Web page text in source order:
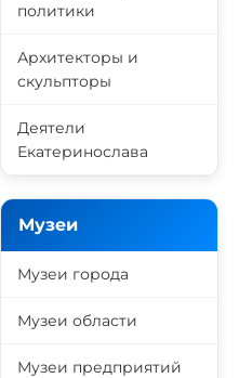
политики
Архитекторы и
скульпторы
Деятели
Екатеринослава
Музеи
Музеи города
Музеи области
Музеи предприятий